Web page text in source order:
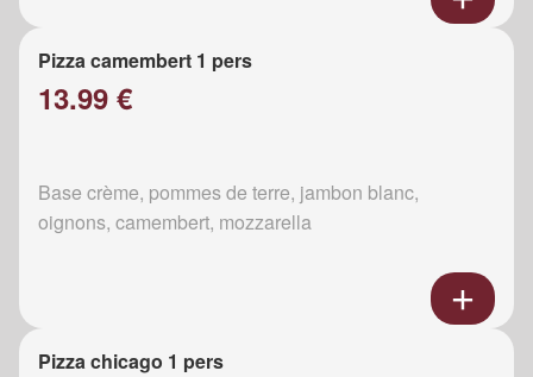
Pizza camembert 1 pers
13.99 €
Base crème, pommes de terre, jambon blanc,
oignons, camembert, mozzarella
Pizza chicago 1 pers